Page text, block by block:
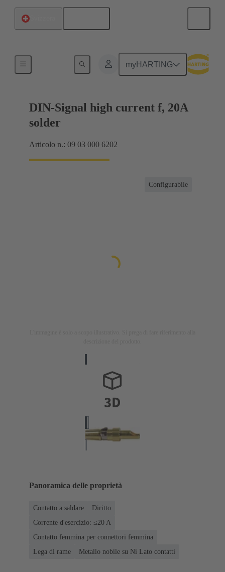
myHARTING
DIN-Signal high current f, 20A
solder
Articolo n.: 09 03 000 6202
Configurabile
Panoramica delle proprietà
Contatto a saldare
Diritto
Corrente d'esercizio: ≤20 A
Contatto femmina per connettori femmina
Lega di rame
Metallo nobile su Ni Lato contatti